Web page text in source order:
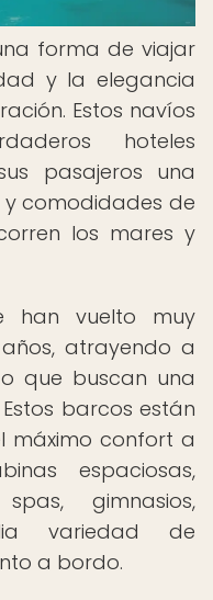
forma de viajar
y la elegancia
Estos navíos
hoteles
pasajeros una
comodidades de
los mares y
han vuelto muy
atrayendo a
que buscan una
barcos están
máximo confort a
espaciosas,
gimnasios,
variedad de
a bordo.